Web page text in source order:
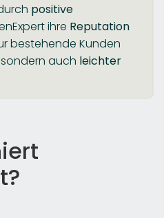
positive
ihre Reputation
bestehende Kunden
auch leichter